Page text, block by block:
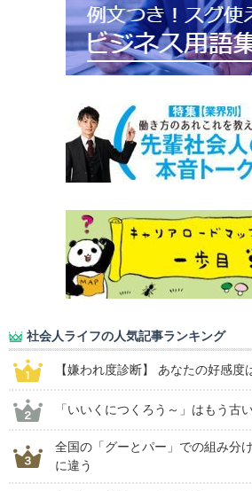
社会人ライフの人気記事ランキング
【嫌われ度診断】 あなたの好感度
「いいくにつくろう～」はもう古
全国の「グーとパー」での組み分
に違う